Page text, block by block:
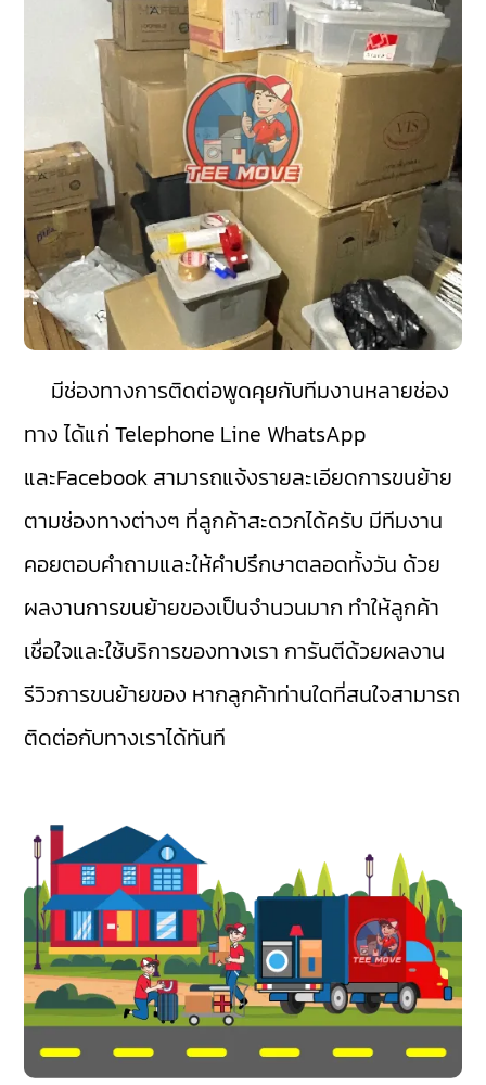
มีช่องทางการติดต่อพูดคุยกับทีมงานหลายช่อง
ทาง ได้แก่ Telephone Line WhatsApp
และFacebook สามารถแจ้งรายละเอียดการขนย้าย
ตามช่องทางต่างๆ ที่ลูกค้าสะดวกได้ครับ มีทีมงาน
คอยตอบคำถามและให้คำปรึกษาตลอดทั้งวัน ด้วย
ผลงานการขนย้ายของเป็นจำนวนมาก ทำให้ลูกค้า
เชื่อใจและใช้บริการของทางเรา การันตีด้วยผลงาน
รีวิวการขนย้ายของ หากลูกค้าท่านใดที่สนใจสามารถ
ติดต่อกับทางเราได้ทันที